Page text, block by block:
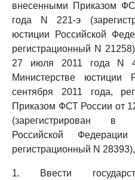
внесенными Приказом
года N 221-э
юстиции Российской
регистрационный N
27 июля 2011 года N
Министерстве юстиции
сентября 2011 года,
Приказом ФСТ России от
(зарегистрирован в
Российской
регистрационный N
1. Ввести